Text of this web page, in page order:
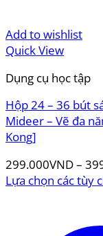
Add to wishlist
Quick View
Dụng cụ học tập
Hộp 24 – 36 bút
Mideer – Vẽ đa
Kong]
299.000VND–
Lựa chọn các tùy